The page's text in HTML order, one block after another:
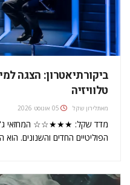
ביקורתיאטרון: הצגה
טלוויזיה
מאתלירון שקל 05 אוגוסט 2026
מדד שקל: ★★★☆☆ המחזאי
הפוליטיים החדים והשנונים.
הופעות ברחבי בריטניה…